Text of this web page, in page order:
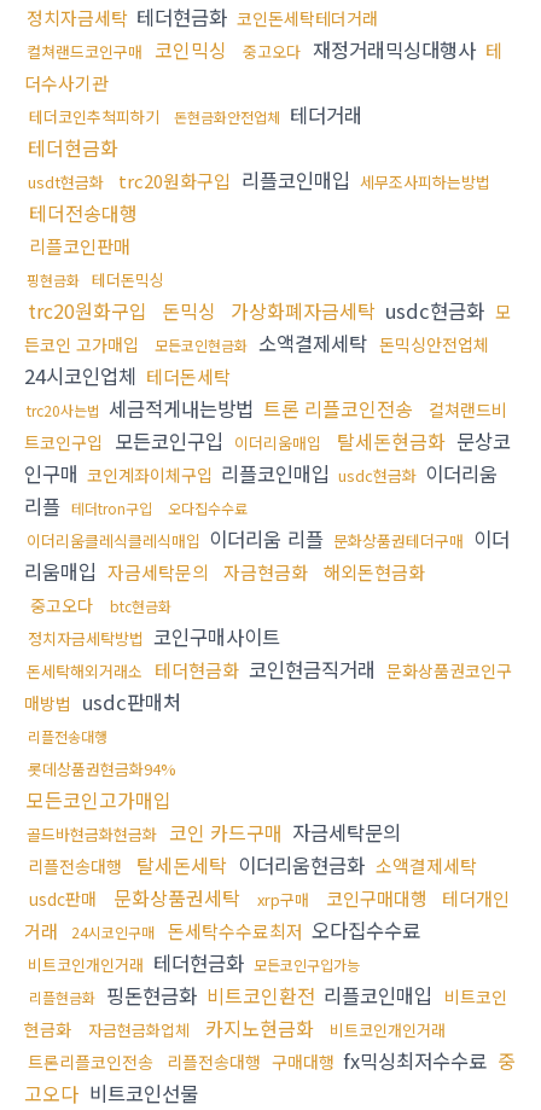
정치자금세탁 테더현금화 코인돈세탁테더거래
컬쳐랜드코인구매 코인믹싱 중고오다 재정거래믹싱대행사 테
더수사기관
테더코인추척피하기 돈현금화안전업체 테더거래
테더현금화
usdt현금화 trc20원화구입 리플코인매입 세무조사피하는방법
테더전송대행
리플코인판매
핑현금화 테더돈믹싱
trc20원화구입 돈믹싱 가상화폐자금세탁 usdc현금화 모
든코인 고가매입
모든코인현금화 소액결제세탁 돈믹싱안전업체
24시코인업체 테더돈세탁
trc20사는법 세금적게내는방법 트론 리플코인전송
컬쳐랜드비
트코인구입
모든코인구입 이더리움매입 탈세돈현금화 문상코
인구매 코인계좌이체구입 리플코인매입 usdc현금화 이더리움
리플 테더tron구입 오다집수수료
이더리움클레식클레식매입 이더리움 리플 문화상품권테더구매 이더
리움매입 자금세탁문의 자금현금화 해외돈현금화
중고오다 btc현금화
정치자금세탁방법 코인구매사이트
돈세탁해외거래소 테더현금화 코인현금직거래 문화상품권코인구
매방법 usdc판매처
리플전송대행
롯데상품권현금화94%
모든코인고가매입
골드바현금화현금화 코인 카드구매 자금세탁문의
리플전송대행 탈세돈세탁 이더리움현금화 소액결제세탁
usdc판매 문화상품권세탁 xrp구매 코인구매대행
테더개인
거래
24시코인구매 돈세탁수수료최저 오다집수수료
비트코인개인거래 테더현금화 모든코인구입가능
리플현금화 핑돈현금화 비트코인환전 리플코인매입
비트코인
현금화
자금현금화업체 카지노현금화 비트코인개인거래
트론리플코인전송 리플전송대행 구매대행 fx믹싱최저수수료 중
고오다 비트코인선물